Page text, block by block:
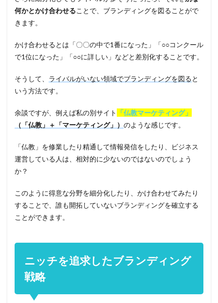
何かとかけ合わせることで、ブランディングを図ることがで
きます。
かけ合わせるとは「〇〇の中で1番になった」「○○コンクール
で1位になった」「○○に詳しい」などと差別化することです。
そうして、 ライバルがいない領域でブランディングを図ると
いう方法です。
余談ですが、例えば私の別サイト
「仏教マーケティング」
（「仏教」＋「マーケティング」） のような感じです。
「仏教」を修業したり精通して情報発信をしたり、ビジネス
運営している人は、相対的に少ないのではないのでしょう
か？
このように得意な分野を細分化したり、かけ合わせてみたり
することで、誰も開拓していないブランディングを確立する
ことができます。
ニッチを追求したブランディング
戦略